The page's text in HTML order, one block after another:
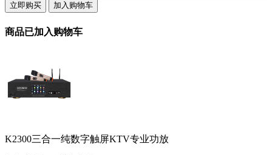
立即购买 加入购物车
商品已加入购物车
K2300三合一纯数字触屏KTV专业功放